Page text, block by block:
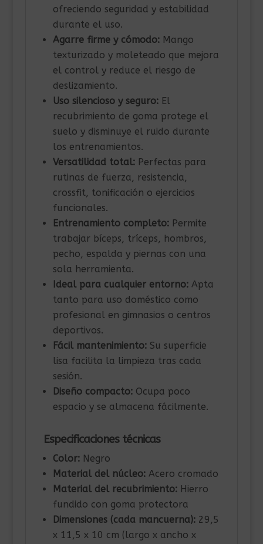
ofreciendo seguridad y estabilidad
durante el uso.
Agarre firme y cómodo:Mango
texturizado y moleteado que mejora
el control y reduce el riesgo de
deslizamiento.
Uso silencioso y seguro:El
recubrimiento de goma protege el
suelo y disminuye el ruido durante
los entrenamientos.
Versatilidad total:Perfectas para
rutinas de fuerza, resistencia,
crossfit, tonificación o ejercicios
funcionales.
Entrenamiento completo:Permite
trabajar bíceps, tríceps, hombros,
pecho, espalda y piernas con una
sola herramienta.
Ideal para cualquier entorno:Apta
tanto para uso doméstico como
profesional en gimnasios o centros
deportivos.
Fácil mantenimiento:Su superficie
lisa facilita la limpieza tras cada
sesión.
Diseño compacto:Ocupa poco
espacio y se almacena fácilmente.
Especificaciones técnicas
Color:Negro
Material del núcleo:Acero cromado
Material del recubrimiento:Hierro
fundido con goma protectora
Dimensiones (cada mancuerna):29,5
x 11,5 x 10 cm (largo x ancho x